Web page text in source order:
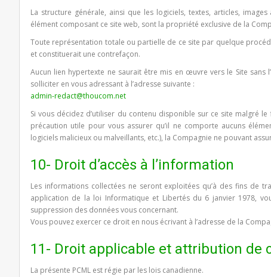
La structure générale, ainsi que les logiciels, textes, articles,
élément composant ce site web, sont la propriété exclusive de la
Toute représentation totale ou partielle de ce site par quelque
et constituerait une contrefaçon.
Aucun lien hypertexte ne saurait être mis en œuvre vers le Site
solliciter en vous adressant à l’adresse suivante :
admin-redact@thoucom.net
Si vous décidez d’utiliser du contenu disponible sur ce site malgré
précaution utile pour vous assurer qu’il ne comporte aucuns
logiciels malicieux ou malveillants, etc.), la Compagnie ne pouvant
10- Droit d’accès à l’information
Les informations collectées ne seront exploitées qu’à des fins de
application de la loi Informatique et Libertés du 6 janvier 1978,
suppression des données vous concernant.
Vous pouvez exercer ce droit en nous écrivant à l’adresse de la
11- Droit applicable et attribution de
La présente PCML est régie par les lois canadienne.